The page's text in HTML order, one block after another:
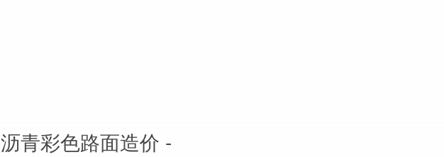
沥青彩色路面造价 -